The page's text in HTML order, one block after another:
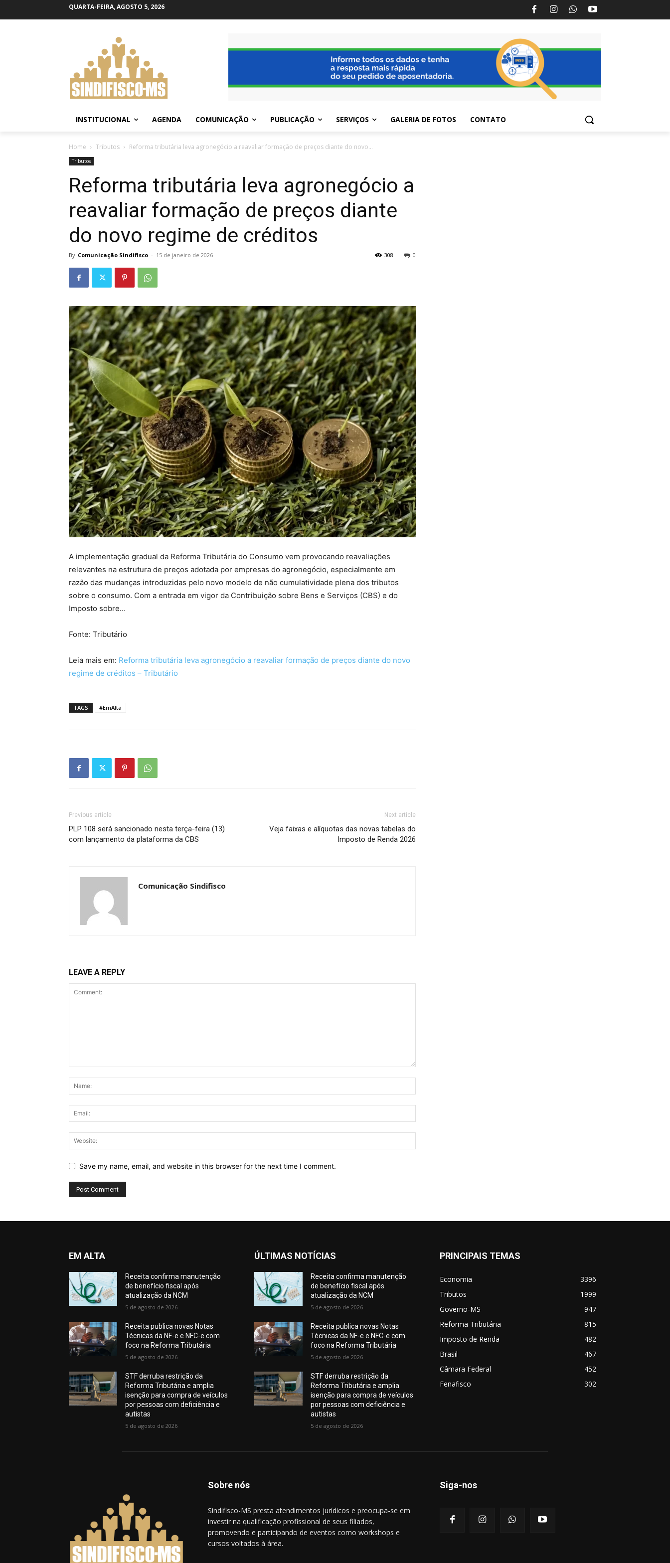
QUARTA-FEIRA, AGOSTO 5, 2026
INSTITUCIONAL AGENDA COMUNICAÇÃO PUBLICAÇÃO SERVIÇOS GALERIA DE FOTOS CONTATO
Home Tributos Reforma tributária leva agronegócio a reavaliar formação de preços diante do novo...
Tributos
Reforma tributária leva agronegócio a
reavaliar formação de preços diante
do novo regime de créditos
By Comunicação Sindifisco - 15 de janeiro de 2026 0
308
A implementação gradual da Reforma Tributária do Consumo vem provocando reavaliações
relevantes na estrutura de preços adotada por empresas do agronegócio, especialmente em
razão das mudanças introduzidas pelo novo modelo de não cumulatividade plena dos tributos
sobre o consumo. Com a entrada em vigor da Contribuição sobre Bens e Serviços (CBS) e do
Imposto sobre…
Fonte: Tributário
Leia mais em: Reforma tributária leva agronegócio a reavaliar formação de preços diante do novo
regime de créditos – Tributário
TAGS #EmAlta
Previous article
PLP 108 será sancionado nesta terça-feira (13)
com lançamento da plataforma da CBS
Next article
Veja faixas e alíquotas das novas tabelas do
Imposto de Renda 2026
Comunicação Sindifisco
LEAVE A REPLY
Save my name, email, and website in this browser for the next time I comment.
EM ALTA
Receita confirma manutenção
de benefício fiscal após
atualização da NCM
5 de agosto de 2026
Receita publica novas Notas
Técnicas da NF-e e NFC-e com
foco na Reforma Tributária
5 de agosto de 2026
STF derruba restrição da
Reforma Tributária e amplia
isenção para compra de veículos
por pessoas com deficiência e
autistas
5 de agosto de 2026
ÚLTIMAS NOTÍCIAS
Receita confirma manutenção
de benefício fiscal após
atualização da NCM
5 de agosto de 2026
Receita publica novas Notas
Técnicas da NF-e e NFC-e com
foco na Reforma Tributária
5 de agosto de 2026
STF derruba restrição da
Reforma Tributária e amplia
isenção para compra de veículos
por pessoas com deficiência e
autistas
5 de agosto de 2026
PRINCIPAIS TEMAS
Economia
3396
Tributos
1999
Governo-MS
947
Reforma Tributária
815
Imposto de Renda
482
Brasil
467
Câmara Federal
452
Fenafisco
302
Sobre nós
Sindifisco-MS presta atendimentos jurídicos e preocupa-se em
investir na qualificação profissional de seus filiados,
promovendo e participando de eventos como workshops e
cursos voltados à área.
Siga-nos